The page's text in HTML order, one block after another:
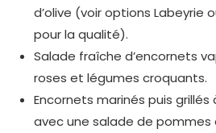
d’olive (voir options Labeyrie
pour la qualité).
Salade fraîche d’encornets
roses et légumes croquants.
Encornets marinés puis grillés
avec une salade de